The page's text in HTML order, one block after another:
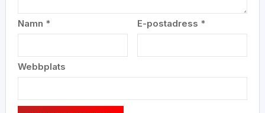
Namn * E-postadress *
Webbplats